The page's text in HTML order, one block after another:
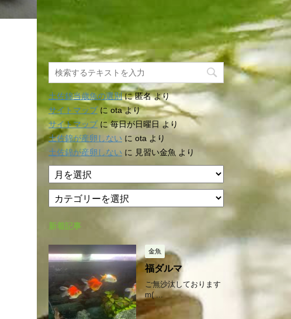
土佐錦当歳魚の選別に匿名より
サイトマップにotaより
サイトマップに毎日が日曜日より
土佐錦が産卵しない に ota より
土佐錦が産卵しない に 見習い金魚 より
ア
ー
イ
テ
リ
ー
新着記事
金魚
福ダルマ
ご無沙汰しております
m( ...